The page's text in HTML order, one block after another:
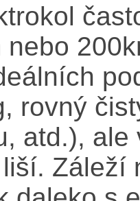
nebo
rovný
atd.),
Záleží